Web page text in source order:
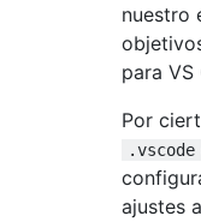
nuestro
para VS
Por
.vscode
ajustes